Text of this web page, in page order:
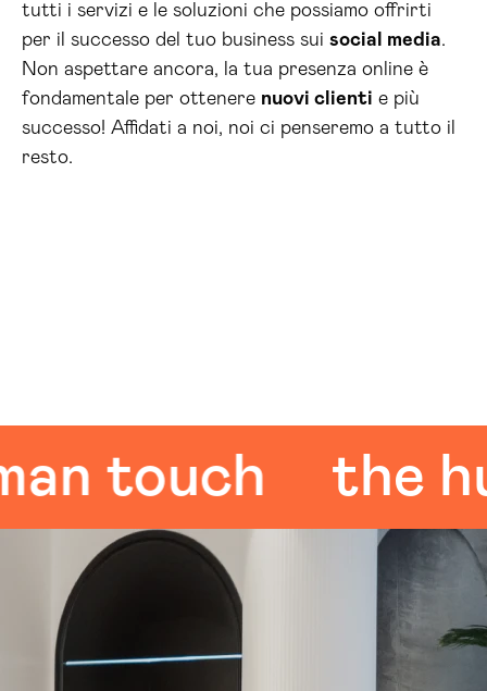
tutti i servizi e le soluzioni che possiamo offrirti
per il successo del tuo business sui social media.
Non aspettare ancora, la tua presenza online è
fondamentale per ottenere nuovi clienti e più
successo! Affidati a noi, noi ci penseremo a tutto il
resto.
the